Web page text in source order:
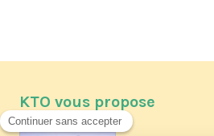
KTO vous propose